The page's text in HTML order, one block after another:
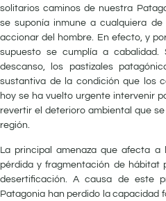
solitarios caminos de nuestra
se suponía inmune a cualquiera
accionar del hombre. En efecto, y
supuesto se cumplía a
descanso, los pastizales
sustantiva de la condición que los
hoy se ha vuelto urgente intervenir
revertir el deterioro ambiental que
región.
La principal amenaza que afecta a
pérdida y fragmentación de hábitat
desertificación. A causa de este
Patagonia han perdido la capacidad